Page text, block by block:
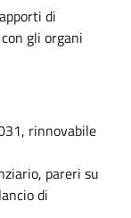
di
gli organi
rinnovabile
pareri su
di